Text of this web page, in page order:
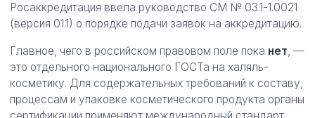
Росаккредитация ввела руководство СМ № 03.1-1.0021
(версия 01.1) о порядке подачи заявок на аккредитацию.
Главное, чего в российском правовом поле пока нет, —
это отдельного национального ГОСТа на халяль-
косметику. Для содержательных требований к составу,
процессам и упаковке косметического продукта органы